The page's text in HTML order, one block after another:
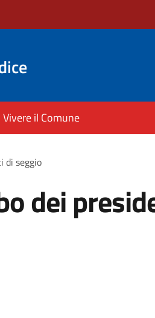
Vivere il Comune
di seggio
dei